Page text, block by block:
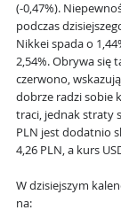
(-0,47%).
podczas
Nikkei spada o
2,54%. Obrywa się
czerwono,
dobrze radzi sobie
traci, jednak straty
PLN jest dodatnio
4,26 PLN, a kurs
W dzisiejszym
na: